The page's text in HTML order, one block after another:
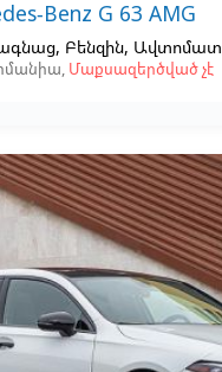
Benz G 63 AMG
Բենզին,
, Մաքսազերծված չէ